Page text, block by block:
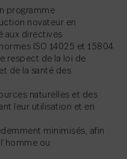
programme
novateur en
aux directives
ISO 14025 et 15804
respect de la loi de
de la santé des
naturelles et des
leur utilisation et en
minimisés, afin
ou